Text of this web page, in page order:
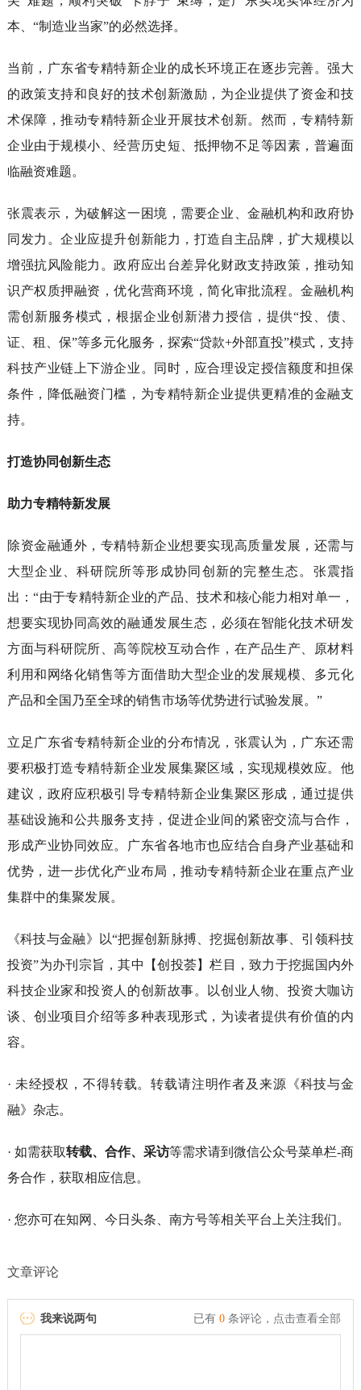
本、“制造业当家”的必然选择。
当前，广东省专精特新企业的成长环境正在逐步完善。强大
的政策支持和良好的技术创新激励，为企业提供了资金和技
术保障，推动专精特新企业开展技术创新。然而，专精特新
企业由于规模小、经营历史短、抵押物不足等因素，普遍面
临融资难题。
张震表示，为破解这一困境，需要企业、金融机构和政府协
同发力。企业应提升创新能力，打造自主品牌，扩大规模以
增强抗风险能力。政府应出台差异化财政支持政策，推动知
识产权质押融资，优化营商环境，简化审批流程。金融机构
需创新服务模式，根据企业创新潜力授信，提供“投、债、
证、租、保”等多元化服务，探索“贷款+外部直投”模式，支持
科技产业链上下游企业。同时，应合理设定授信额度和担保
条件，降低融资门槛，为专精特新企业提供更精准的金融支
持。
打造协同创新生态
助力专精特新发展
除资金融通外，专精特新企业想要实现高质量发展，还需与
大型企业、科研院所等形成协同创新的完整生态。张震指
出：“由于专精特新企业的产品、技术和核心能力相对单一，
想要实现协同高效的融通发展生态，必须在智能化技术研发
方面与科研院所、高等院校互动合作，在产品生产、原材料
利用和网络化销售等方面借助大型企业的发展规模、多元化
产品和全国乃至全球的销售市场等优势进行试验发展。”
立足广东省专精特新企业的分布情况，张震认为，广东还需
要积极打造专精特新企业发展集聚区域，实现规模效应。他
建议，政府应积极引导专精特新企业集聚区形成，通过提供
基础设施和公共服务支持，促进企业间的紧密交流与合作，
形成产业协同效应。广东省各地市也应结合自身产业基础和
优势，进一步优化产业布局，推动专精特新企业在重点产业
集群中的集聚发展。
《科技与金融》以“把握创新脉搏、挖掘创新故事、引领科技
投资”为办刊宗旨，其中【创投荟】栏目，致力于挖掘国内外
科技企业家和投资人的创新故事。以创业人物、投资大咖访
谈、创业项目介绍等多种表现形式，为读者提供有价值的内
容。
· 未经授权，不得转载。转载请注明作者及来源《科技与金
融》杂志。
· 如需获取转载、合作、采访等需求请到微信公众号菜单栏-商
务合作，获取相应信息。
· 您亦可在知网、今日头条、南方号等相关平台上关注我们。
文章评论
我来说两句 已有 0 条评论， 点击查看全部